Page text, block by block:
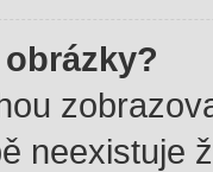
neexistuje